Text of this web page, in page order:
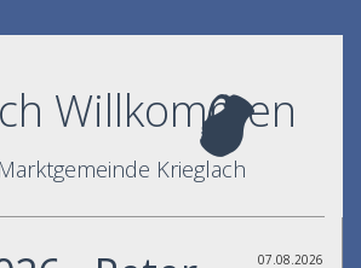
Willkommen
Krieglach
07.08.2026